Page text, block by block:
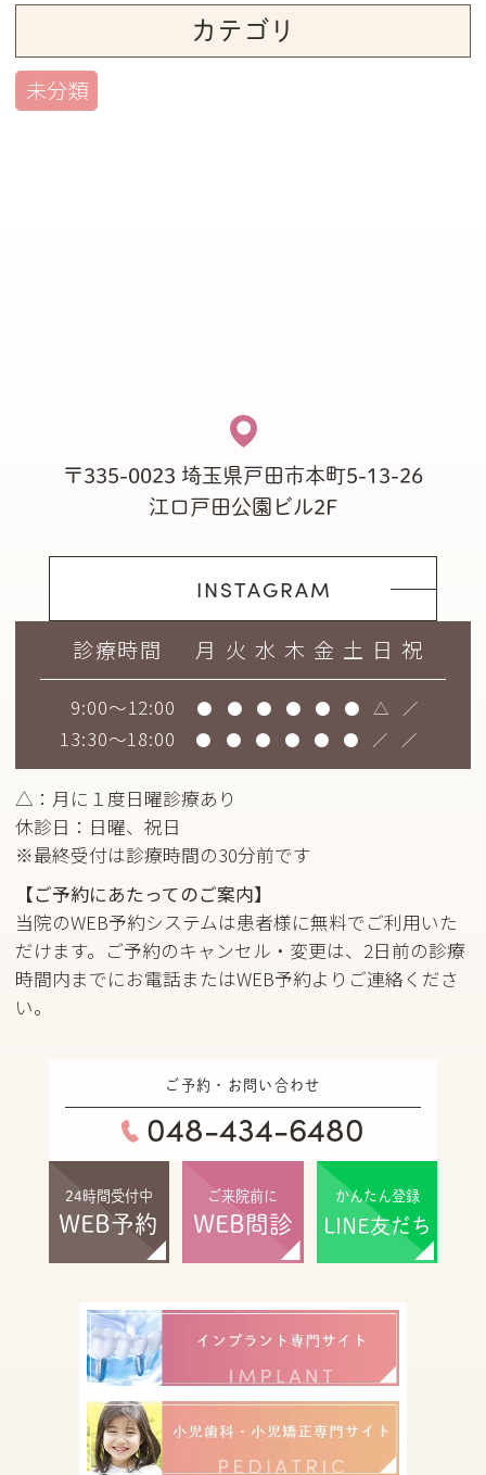
カテゴリ
未分類
〒335-0023 埼玉県戸田市本町5-13-26
江口戸田公園ビル2F
INSTAGRAM
診療時間 月 火 水 木 金 土 日 祝
9:00～12:00 ● ● ● ● ● ● △ ／
13:30～18:00 ● ● ● ● ● ● ／ ／
△：月に１度日曜診療あり
休診日：日曜、祝日
※最終受付は診療時間の30分前です
【ご予約にあたってのご案内】
当院のWEB予約システムは患者様に無料でご利用いた
だけます。ご予約のキャンセル・変更は、2日前の診療
時間内までにお電話またはWEB予約よりご連絡くださ
い。
ご予約・お問い合わせ
048-434-6480
24時間受付中
WEB予約
ご来院前に
WEB問診
かんたん登録
LINE友だち